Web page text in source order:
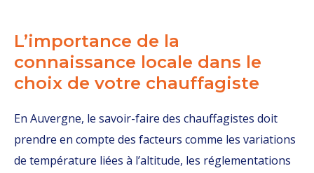
L’importance de la
connaissance locale dans le
choix de votre chauffagiste
En Auvergne, le savoir-faire des chauffagistes doit
prendre en compte des facteurs comme les variations
de température liées à l’altitude, les réglementations